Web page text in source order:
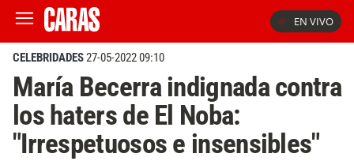
EN VIVO
CELEBRIDADES27-05-2022 09:10
María Becerra indignada contra
los haters de El Noba:
"Irrespetuosos e insensibles"